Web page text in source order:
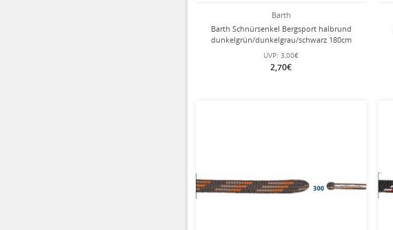
Barth
Barth Schnürsenkel Bergsport halbrund
dunkelgrün/dunkelgrau/schwarz 180cm
UVP: 3,00€
2,70€